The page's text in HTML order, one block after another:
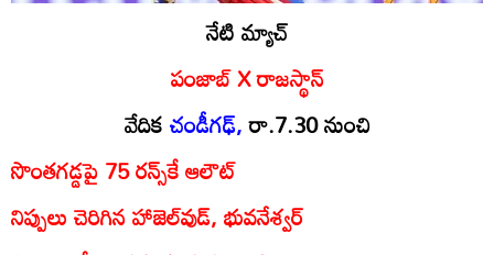
నేటి మ్యాచ్‌
పంజాబ్‌ X రాజస్థాన్‌
వేదికచండీగఢ్‌,రా.7.30 నుంచి
సొంతగడ్డపై 75 రన్స్‌కే ఆలౌట్‌
నిప్పులు చెరిగిన హాజెల్‌వుడ్‌, భువనేశ్వర్‌